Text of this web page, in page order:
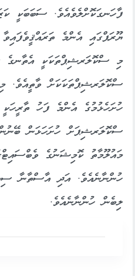
ފާހަނގަކޮށްލެވެއެވެ. ސަބަބަކީ
ޔޫރަޕްގައި އެންމެ
މި ސްކޮލަރޝިޕްތަކަކީ
ސްކޮލަރޝިޕްތަކަކަށް ވާތީއެވެ.
ސްކޮލަރޝިޕަށް ހުށަހަޅަން
މައުލޫމާތު ކޮމިޝަނުގެ
ހުންނާނެއެވެ. އަދި އާސްތާނާ
ލިބެން ހުންނާނެއެވެ.